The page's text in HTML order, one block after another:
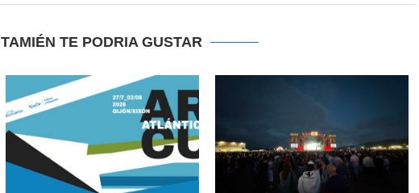
TAMIÉN TE PODRIA GUSTAR